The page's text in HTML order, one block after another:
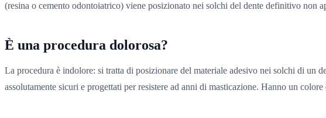
(resina o cemento odontoiatrico) viene posizionato nei solchi del dente definitivo non
È una procedura dolorosa?
La procedura è indolore: si tratta di posizionare del materiale adesivo nei solchi di un
assolutamente sicuri e progettati per resistere ad anni di masticazione. Hanno un